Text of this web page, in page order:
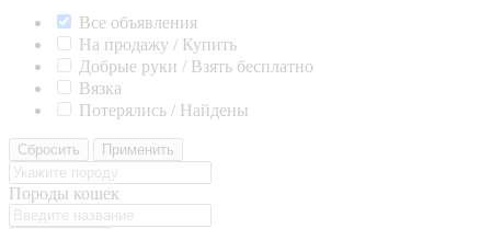
Все объявления
На продажу / Купить
Добрые руки / Взять бесплатно
Вязка
Потерялись / Найдены
Сбросить Применить
Породы кошек